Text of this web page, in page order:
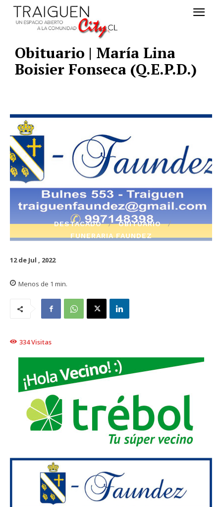
Obituario | María Lina
Boisier Fonseca (Q.E.P.D.)
DESTACADO
OBITUARIO
FUNERARIA FAUNDEZ
12 de Jul , 2022
Menos de 1 min.
334Visitas